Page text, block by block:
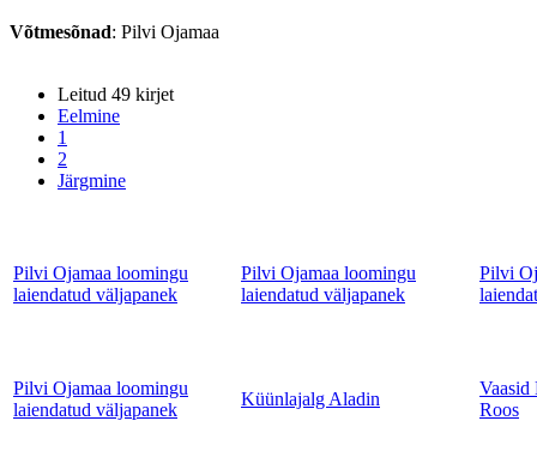
Võtmesõnad: Pilvi Ojamaa
Leitud 49 kirjet
Eelmine
1
2
Järgmine
Pilvi Ojamaa loomingu
laiendatud väljapanek
Pilvi Ojamaa loomingu
laiendatud väljapanek
Pilvi
Pilvi Ojamaa loomingu
laiendatud väljapanek
Küünlajalg Aladin
Vaasid
Roos